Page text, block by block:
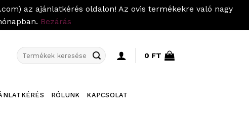
az ajánlatkérés oldalon! Az ovis termékekre való nagy
Bezárás
Keresés
a
0 FT
RÓLUNK KAPCSOLAT